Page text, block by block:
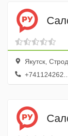
Якутск,
+741124262...